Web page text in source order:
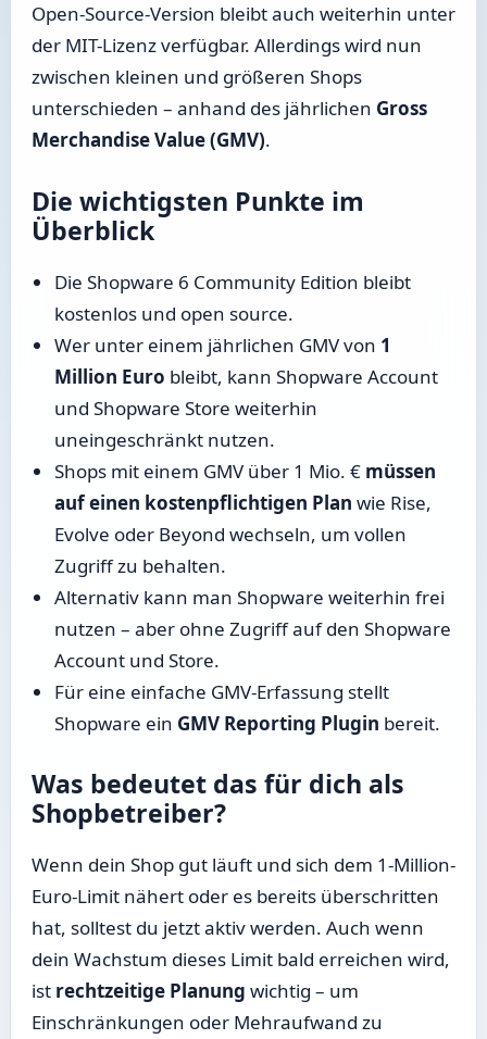
Open-Source-Version bleibt auch weiterhin unter
der MIT-Lizenz verfügbar. Allerdings wird nun
zwischen kleinen und größeren Shops
unterschieden – anhand des jährlichen Gross
Merchandise Value (GMV).
Die wichtigsten Punkte im
Überblick
Die Shopware 6 Community Edition bleibt
kostenlos und open source.
Wer unter einem jährlichen GMV von 1
Million Euro bleibt, kann Shopware Account
und Shopware Store weiterhin
uneingeschränkt nutzen.
Shops mit einem GMV über 1 Mio. € müssen
auf einen kostenpflichtigen Plan wie Rise,
Evolve oder Beyond wechseln, um vollen
Zugriff zu behalten.
Alternativ kann man Shopware weiterhin frei
nutzen – aber ohne Zugriff auf den Shopware
Account und Store.
Für eine einfache GMV-Erfassung stellt
Shopware ein GMV Reporting Plugin bereit.
Was bedeutet das für dich als
Shopbetreiber?
Wenn dein Shop gut läuft und sich dem 1-Million-
Euro-Limit nähert oder es bereits überschritten
hat, solltest du jetzt aktiv werden. Auch wenn
dein Wachstum dieses Limit bald erreichen wird,
ist rechtzeitige Planung wichtig – um
Einschränkungen oder Mehraufwand zu